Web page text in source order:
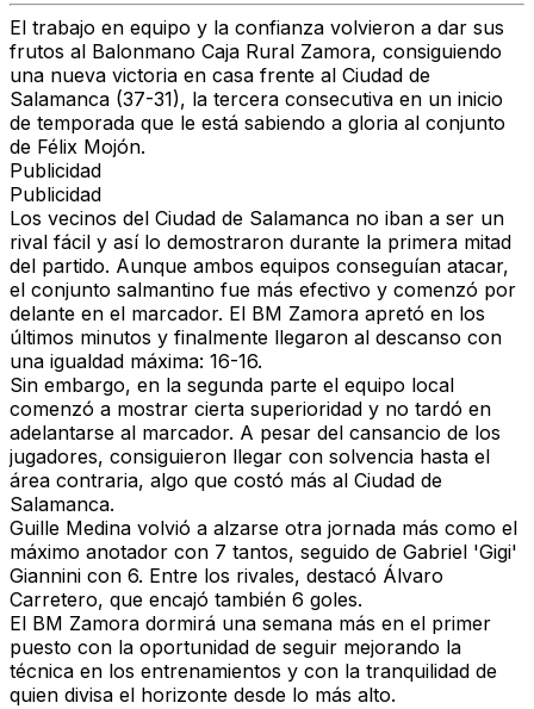
El trabajo en equipo y la confianza volvieron a dar sus
frutos al Balonmano Caja Rural Zamora, consiguiendo
una nueva victoria en casa frente al Ciudad de
Salamanca (37-31), la tercera consecutiva en un inicio
de temporada que le está sabiendo a gloria al conjunto
de Félix Mojón.
Publicidad
Publicidad
Los vecinos del Ciudad de Salamanca no iban a ser un
rival fácil y así lo demostraron durante la primera mitad
del partido. Aunque ambos equipos conseguían atacar,
el conjunto salmantino fue más efectivo y comenzó por
delante en el marcador. El BM Zamora apretó en los
últimos minutos y finalmente llegaron al descanso con
una igualdad máxima: 16-16.
Sin embargo, en la segunda parte el equipo local
comenzó a mostrar cierta superioridad y no tardó en
adelantarse al marcador. A pesar del cansancio de los
jugadores, consiguieron llegar con solvencia hasta el
área contraria, algo que costó más al Ciudad de
Salamanca.
Guille Medina volvió a alzarse otra jornada más como el
máximo anotador con 7 tantos, seguido de Gabriel 'Gigi'
Giannini con 6. Entre los rivales, destacó Álvaro
Carretero, que encajó también 6 goles.
El BM Zamora dormirá una semana más en el primer
puesto con la oportunidad de seguir mejorando la
técnica en los entrenamientos y con la tranquilidad de
quien divisa el horizonte desde lo más alto.